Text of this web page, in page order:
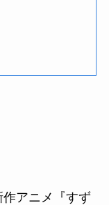
アニメ『すず